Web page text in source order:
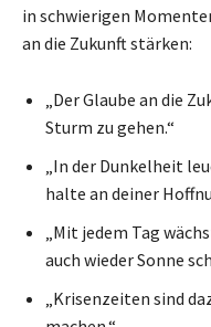
in schwierigen
an die Zukunft stärken:
„Der Glaube an die
Sturm zu gehen.“
„In der Dunkelheit
halte an deiner
„Mit jedem Tag
auch wieder Sonne
„Krisenzeiten sind